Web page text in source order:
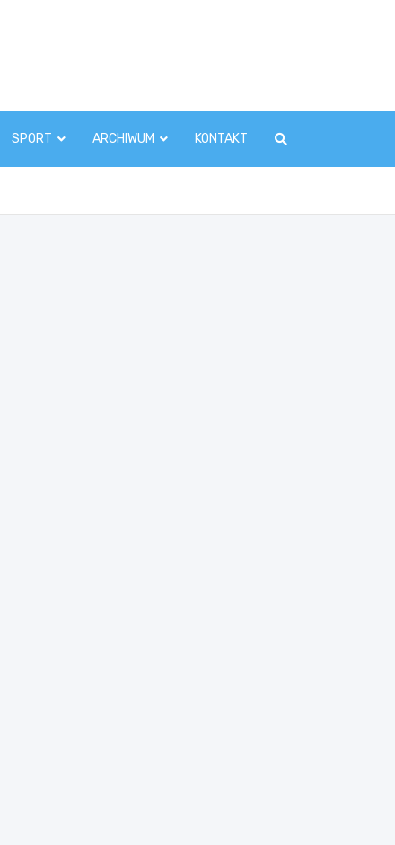
SPORT ARCHIWUM KONTAKT